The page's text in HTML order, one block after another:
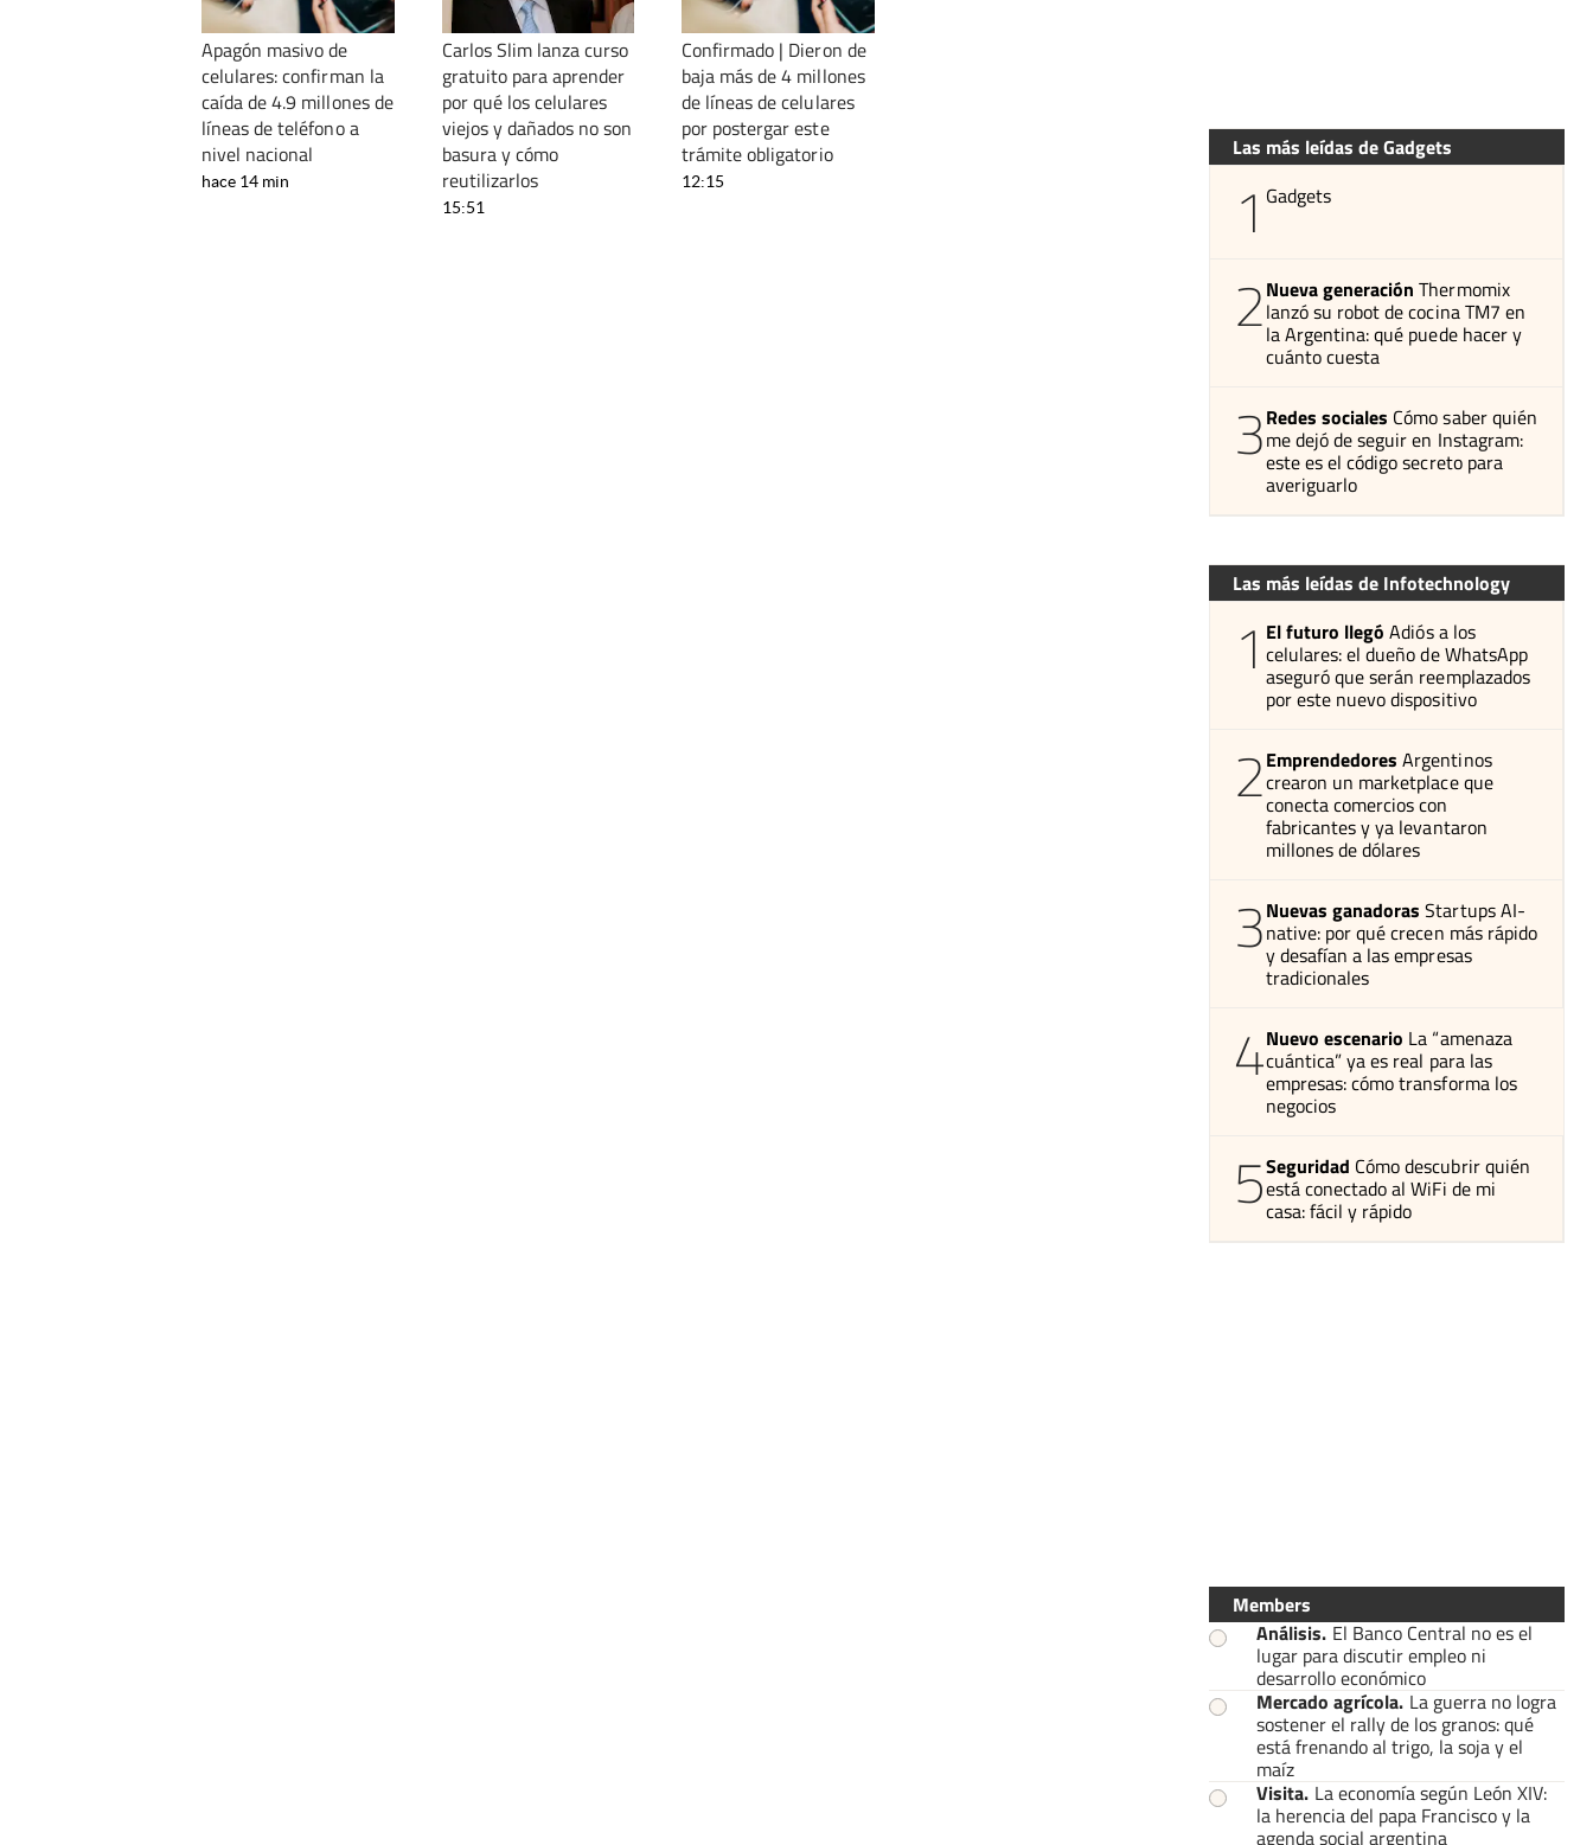
Apagón masivo de
celulares: confirman la
caída de 4.9 millones de
líneas de teléfono a
nivel nacional
hace 14 min
Carlos Slim lanza curso
gratuito para aprender
por qué los celulares
viejos y dañados no son
basura y cómo
reutilizarlos
15:51
Confirmado | Dieron de
baja más de 4 millones
de líneas de celulares
por postergar este
trámite obligatorio
12:15
Las más leídas de Gadgets
1 Gadgets
2Nueva generación Thermomix
lanzó su robot de cocina TM7 en
la Argentina: qué puede hacer y
cuánto cuesta
3Redes sociales Cómo saber quién
me dejó de seguir en Instagram:
este es el código secreto para
averiguarlo
Las más leídas de Infotechnology
1 El futuro llegó Adiós a los
celulares: el dueño de WhatsApp
aseguró que serán reemplazados
por este nuevo dispositivo
2Emprendedores Argentinos
crearon un marketplace que
conecta comercios con
fabricantes y ya levantaron
millones de dólares
3Nuevas ganadoras Startups AI-
native: por qué crecen más rápido
y desafían a las empresas
tradicionales
4Nuevo escenario La “amenaza
cuántica” ya es real para las
empresas: cómo transforma los
negocios
5Seguridad Cómo descubrir quién
está conectado al WiFi de mi
casa: fácil y rápido
Members
Análisis. El Banco Central no es el
lugar para discutir empleo ni
desarrollo económico
Mercado agrícola. La guerra no logra
sostener el rally de los granos: qué
está frenando al trigo, la soja y el
maíz
Visita. La economía según León XIV:
la herencia del papa Francisco y la
agenda social argentina